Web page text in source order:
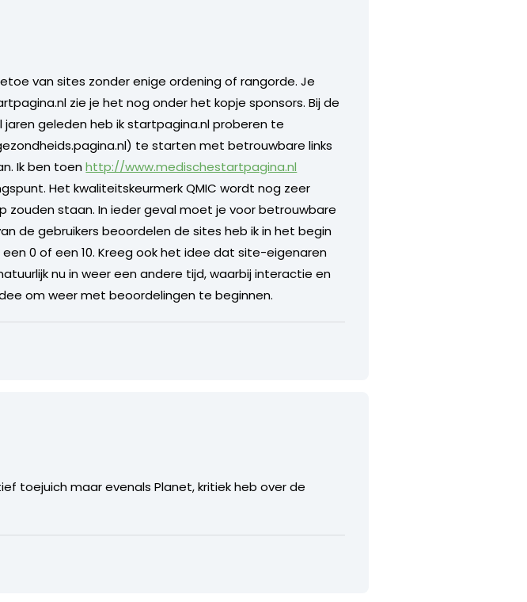
van sites zonder enige ordening of rangorde. Je
zie je het nog onder het kopje sponsors. Bij de
geleden heb ik startpagina.nl proberen te
te starten met betrouwbare links
Ik ben toenhttp://www.medischestartpagina.nl
Het kwaliteitskeurmerk QMIC wordt nog zeer
zouden staan. In ieder geval moet je voor betrouwbare
de gebruikers beoordelen de sites heb ik in het begin
0 of een 10. Kreeg ook het idee dat site-eigenaren
nu in weer een andere tijd, waarbij interactie en
om weer met beoordelingen te beginnen.
toejuich maar evenals Planet, kritiek heb over de